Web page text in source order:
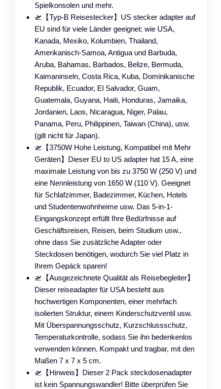
Spielkonsolen und mehr.
🛫【Typ-B Reisestecker】US stecker adapter auf
EU sind für viele Länder geeignet: wie USA,
Kanada, Mexiko, Kolumbien, Thailand,
Amerikanisch-Samoa, Antigua und Barbuda,
Aruba, Bahamas, Barbados, Belize, Bermuda,
Kaimaninseln, Costa Rica, Kuba, Dominikanische
Republik, Ecuador, El Salvador, Guam,
Guatemala, Guyana, Haiti, Honduras, Jamaika,
Jordanien, Laos, Nicaragua, Niger, Palau,
Panama, Peru, Philippinen, Taiwan (China), usw.
(gilt nicht für Japan).
🛫【3750W Hohe Leistung, Kompatibel mit Mehr
Geräten】Dieser EU to US adapter hat 15 A, eine
maximale Leistung von bis zu 3750 W (250 V) und
eine Nennleistung von 1650 W (110 V). Geeignet
für Schlafzimmer, Badezimmer, Küchen, Hotels
und Studentenwohnheime usw. Das 5-in-1-
Eingangskonzept erfüllt Ihre Bedürfnisse auf
Geschäftsreisen, Reisen, beim Studium usw.,
ohne dass Sie zusätzliche Adapter oder
Steckdosen benötigen, wodurch Sie viel Platz in
Ihrem Gepäck sparen!
🛫【Ausgezeichnete Qualität als Reisebegleiter】
Dieser reiseadapter für USA besteht aus
hochwertigen Komponenten, einer mehrfach
isolierten Struktur, einem Kinderschutzventil usw.
Mit Überspannungsschutz, Kurzschlussschutz,
Temperaturkontrolle, sodass Sie ihn bedenkenlos
verwenden können. Kompakt und tragbar, mit den
Maßen 7 x 7 x 5 cm.
🛫【Hinweis】Dieser 2 Pack steckdosenadapter
ist kein Spannungswandler! Bitte überprüfen Sie